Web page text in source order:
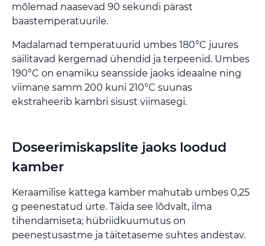
mõlemad naasevad 90 sekundi pärast
baastemperatuurile.
Madalamad temperatuurid umbes 180°C juures
säilitavad kergemad ühendid ja terpeenid. Umbes
190°C on enamiku seansside jaoks ideaalne ning
viimane samm 200 kuni 210°C suunas
ekstraheerib kambri sisust viimasegi.
Doseerimiskapslite jaoks loodud
kamber
Keraamilise kattega kamber mahutab umbes 0,25
g peenestatud ürte. Täida see lõdvalt, ilma
tihendamiseta; hübriidkuumutus on
peenestusastme ja täitetaseme suhtes andestav.